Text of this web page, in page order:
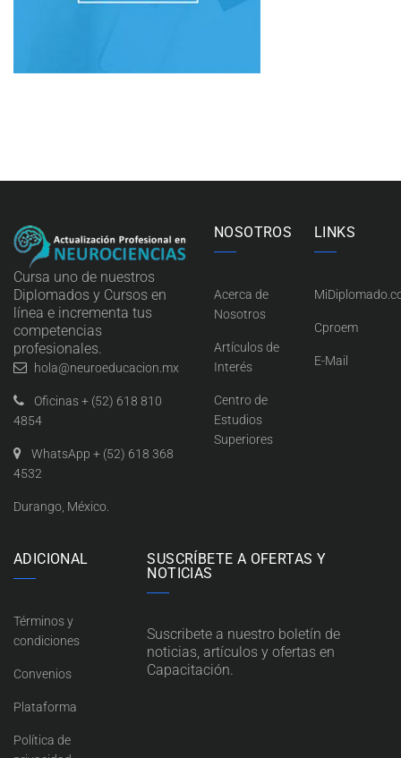
Cursa uno de nuestros
Diplomados y Cursos en
línea e incrementa tus
competencias
profesionales.
hola@neuroeducacion.mx
Oficinas + (52) 618 810
4854
WhatsApp + (52) 618 368
4532
Durango, México.
NOSOTROS
Acerca de
Nosotros
Artículos de
Interés
Centro de
Estudios
Superiores
LINKS
Cproem
E-Mail
ADICIONAL
Términos y
condiciones
Convenios
Plataforma
Política de
SUSCRÍBETE A OFERTAS Y
NOTICIAS
Suscribete a nuestro boletín de
noticias, artículos y ofertas en
Capacitación.